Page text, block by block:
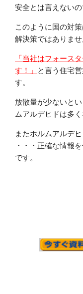
安全とは言えないの
このように国の対
解決策ではありま
「当社はフォース
す！」
と言う住宅
す。
放散量が少ないと
ムアルデヒドは多く
またホルムアルデ
・・・正確な情報
です。